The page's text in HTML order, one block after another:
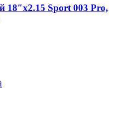
18″x2.15 Sport 003 Pro,